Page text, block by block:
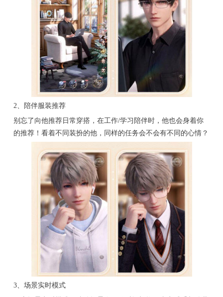
2、陪伴服装推荐
别忘了向他推荐日常穿搭，在工作/学习陪伴时，他也会身着你
的推荐！看着不同装扮的他，同样的任务会不会有不同的心情？
3、场景实时模式